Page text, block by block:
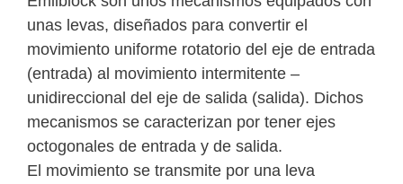
unas levas, diseñados para convertir el
movimiento uniforme rotatorio del eje de entrada
(entrada) al movimiento intermitente –
unidireccional del eje de salida (salida). Dichos
mecanismos se caracterizan por tener ejes
octogonales de entrada y de salida.
El movimiento se transmite por una leva